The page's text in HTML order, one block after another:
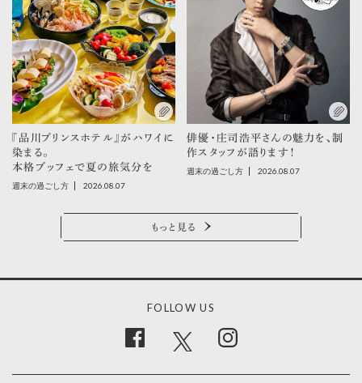
『品川プリンスホテル』がハワイに
染まる。
本格ブッフェで夏の旅気分を
週末の過ごし方 2026.08.07
俳優・庄司浩平さんの魅力を、制
作スタッフが語ります！
週末の過ごし方 2026.08.07
もっと見る
FOLLOW US